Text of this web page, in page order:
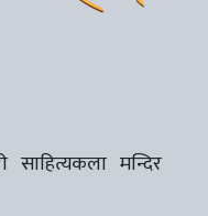
साहित्यकला मन्दिर